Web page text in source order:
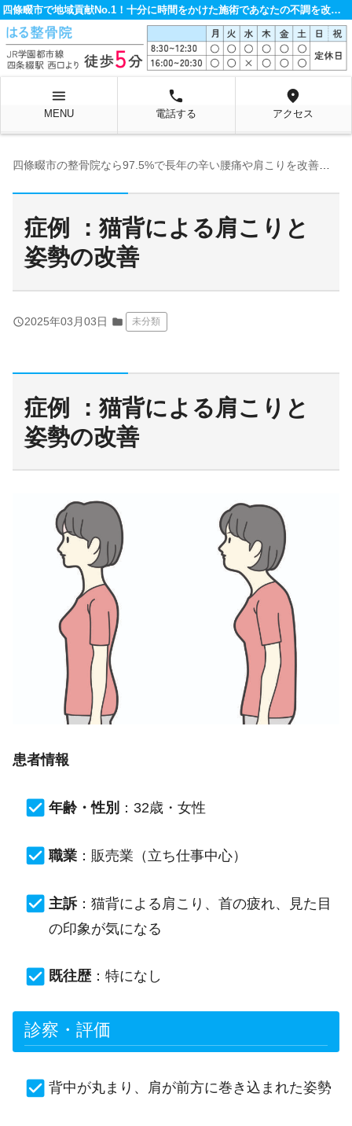
四條畷市で地域貢献No.1！十分に時間をかけた施術であなたの不調を改善する整骨院です。
menu
MENU
local_phone
電話する
location_on
アクセス
症例 ：猫背による肩こりと
姿勢の改善
query_builder2025年03月03日 folder 未分類
症例 ：猫背による肩こりと
姿勢の改善
患者情報
年齢・性別 ：32歳・女性
職業 ：販売業（立ち仕事中心）
主訴：猫背による肩こり、首の疲れ、見た目
の印象が気になる
既往歴 ：特になし
診察・評価
背中が丸まり、肩が前方に巻き込まれた姿勢